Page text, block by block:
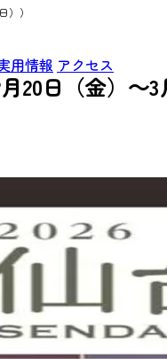
用情報 アクセス
））
20日（金）～3